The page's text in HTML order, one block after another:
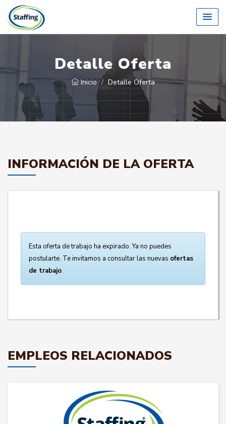
Detalle Oferta
Inicio Detalle Oferta
INFORMACIÓN DE LA OFERTA
Esta oferta de trabajo ha expirado. Ya no puedes
postularte. Te invitamos a consultar las nuevas ofertas
de trabajo.
EMPLEOS RELACIONADOS